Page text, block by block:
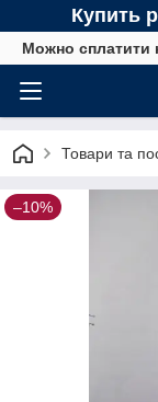
Купить
Можно сплатити
Товари та
–10%